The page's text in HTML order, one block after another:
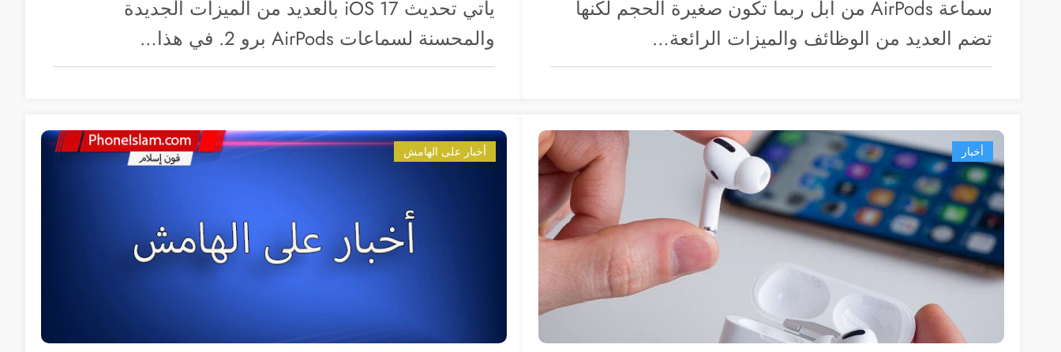
ياتي تحديث iOS 17 بالعديد من الميزات الجديدة
والمحسنة لسماعات AirPods برو 2. في هذا…
سماعة AirPods من آبل ربما تكون صغيرة الحجم لكنها
تضم العديد من الوظائف والميزات الرائعة…
أخبار على الهامش أخبار